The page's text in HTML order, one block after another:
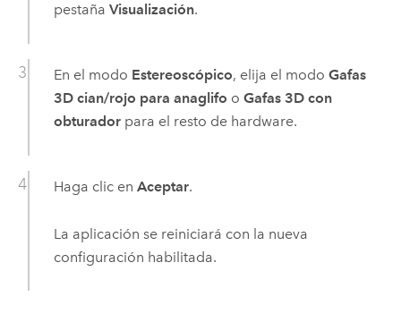
pestaña Visualización.
En el modo Estereoscópico, elija el modo Gafas
3D cian/rojo para anaglifo o Gafas 3D con
obturadorpara el resto de hardware.
Haga clic en Aceptar.
La aplicación se reiniciará con la nueva
configuración habilitada.